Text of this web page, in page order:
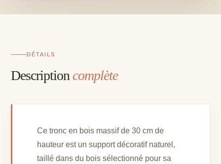
DÉTAILS
Description complète
Ce tronc en bois massif de 30 cm de
hauteur est un support décoratif naturel,
taillé dans du bois sélectionné pour sa